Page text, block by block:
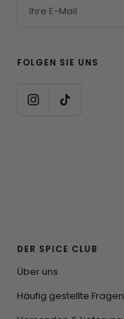
Ihre E-Mail
FOLGEN SIE UNS
DER SPICE CLUB
Über uns
Häufig gestellte Fragen